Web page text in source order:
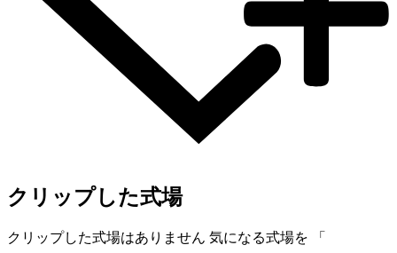
クリップした式場
クリップした式場はありません 気になる式場を 「